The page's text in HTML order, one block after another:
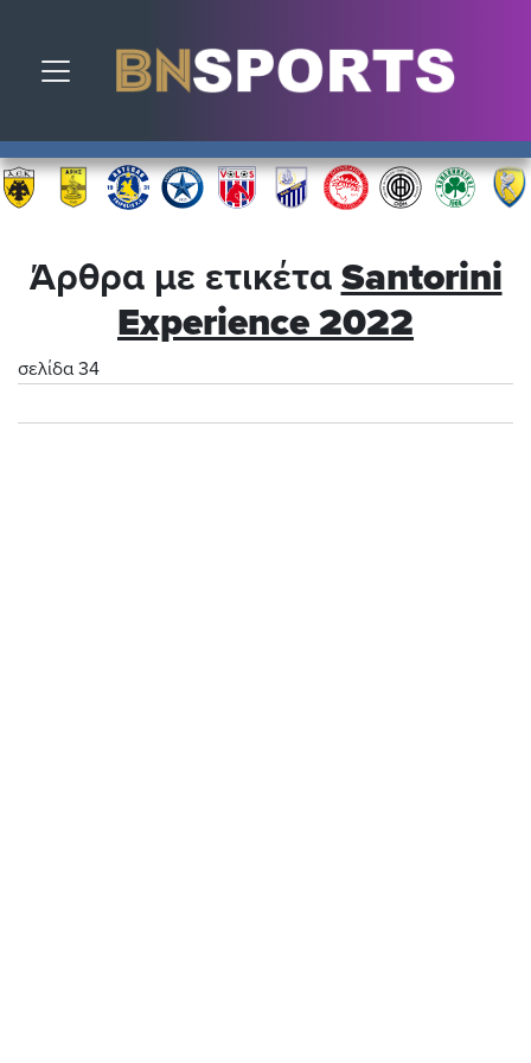
Toggle navigation
Άρθρα με ετικέτα Santorini
Experience 2022
σελίδα 34